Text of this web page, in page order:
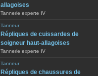
allagoises
Tannerie experte IV
Tanneur
Répliques de cuissardes de
soigneur haut-allagoises
Tannerie experte IV
Tanneur
Répliques de chaussures de